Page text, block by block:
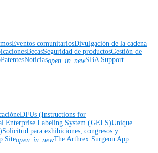
Eventos comunitariosDivulgación de la cadena
BecasSeguridad de productosGestión de
PatentesNoticiasopen_in_newSBA Support
eDFUs (Instructions for
Enterprise Labeling System (GELS)Unique
Solicitud para exhibiciones, congresos y
Siteopen_in_newThe Arthrex Surgeon App